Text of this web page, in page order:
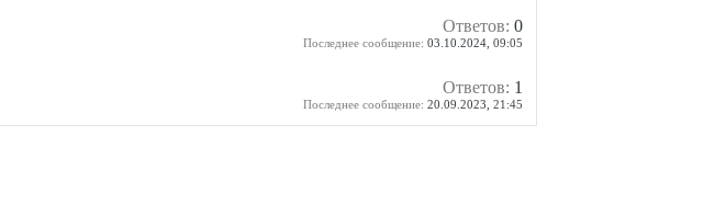
Ответов: 0
Последнее сообщение: 03.10.2024, 09:05
Ответов: 1
Последнее сообщение: 20.09.2023, 21:45